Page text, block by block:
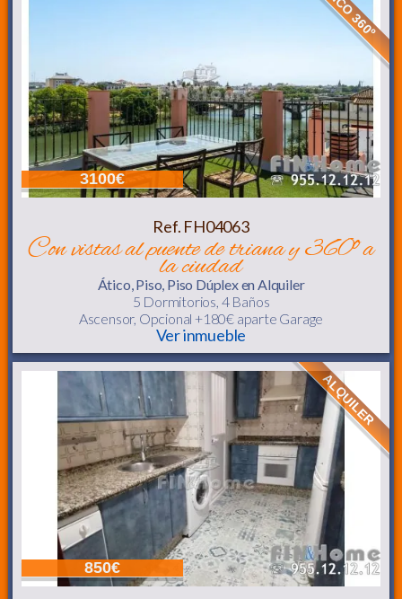
3100€
Ref. FH04063
con vistas al puente de triana y 360º a la ciudad
Ático, Piso, Piso Dúplexen Alquiler
5 Dormitorios, 4 Baños
Ascensor, Opcional +180€ aparte Garage
Ver inmueble
850€
ALQUILER